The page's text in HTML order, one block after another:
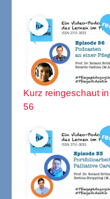
Kurz reingeschaut
56